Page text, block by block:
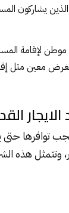
الذين يشاركون
لإقامة
معين مثل
توافرها حتى
وتتمثل هذه